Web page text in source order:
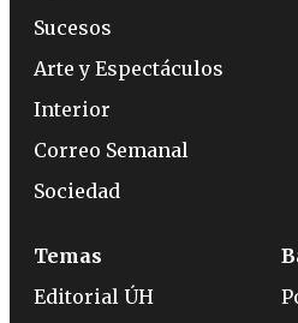
Sucesos
Arte y Espectáculos
Interior
Correo Semanal
Sociedad
Temas
Editorial ÚH